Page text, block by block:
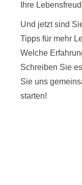
Ihre
Und jetzt sind
Tipps für mehr
Welche
Schreiben Sie
Sie uns
starten!